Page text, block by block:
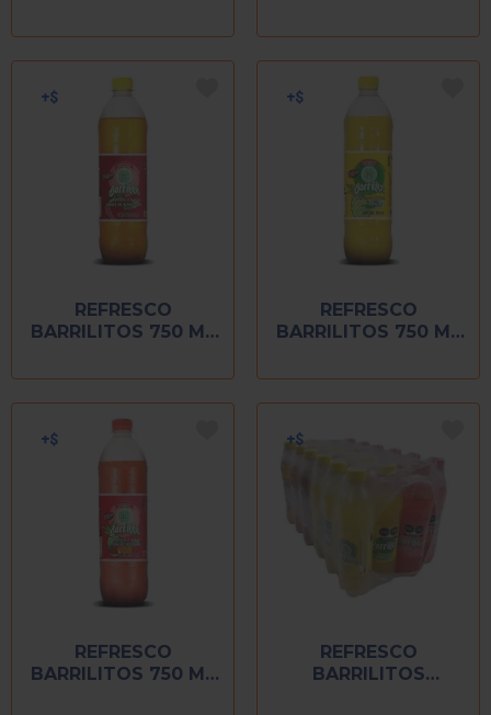
REFRESCO
BARRILITOS 750 ML
REFRESCO
BARRILITOS 750 ML
REFRESCO
BARRILITOS 750 ML
REFRESCO
BARRILITOS